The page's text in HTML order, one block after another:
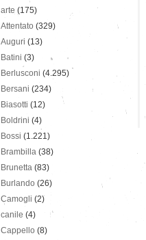
arte (175)
Attentato (329)
Auguri (13)
Batini (3)
Berlusconi (4.295)
Bersani (234)
Biasotti (12)
Boldrini (4)
Bossi (1.221)
Brambilla (38)
Brunetta (83)
Burlando (26)
Camogli (2)
canile (4)
Cappello (8)